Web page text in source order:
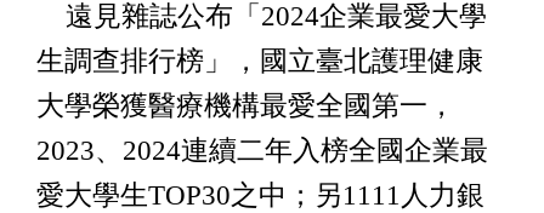
遠見雜誌公布「2024企業最愛大學
生調查排行榜」，國立臺北護理健康
大學榮獲醫療機構最愛全國第一，
2023、2024連續二年入榜全國企業最
愛大學生TOP30之中；另1111人力銀